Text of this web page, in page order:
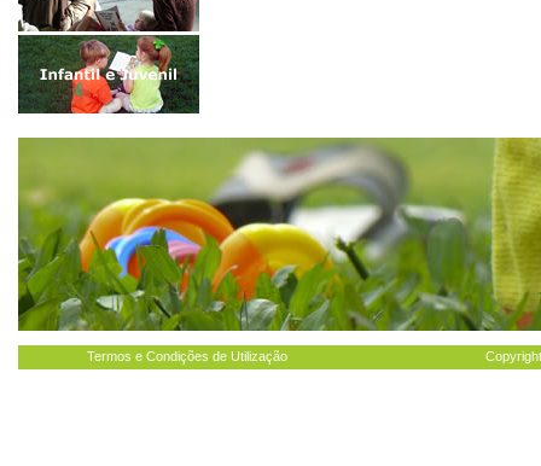
Termos e Condições de Utilização